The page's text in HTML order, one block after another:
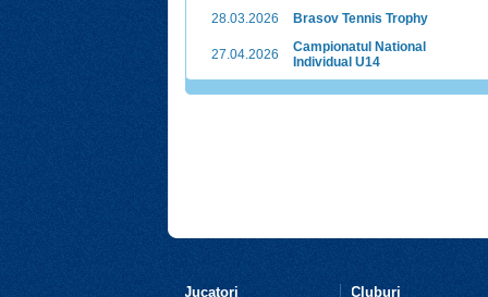
28.03.2026
Brasov Tennis Trophy
27.04.2026
Campionatul National
Individual U14
Jucatori Cluburi